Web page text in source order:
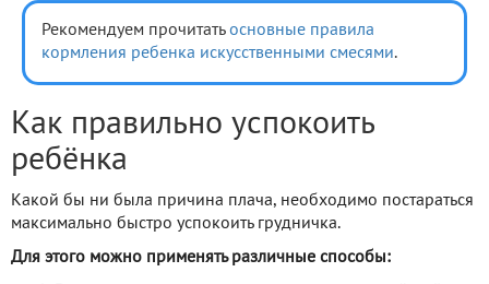
Рекомендуем прочитать основные правила
кормления ребенка искусственными смесями.
Как правильно успокоить
ребёнка
Какой бы ни была причина плача, необходимо постараться
максимально быстро успокоить грудничка.
Для этого можно применять различные способы: